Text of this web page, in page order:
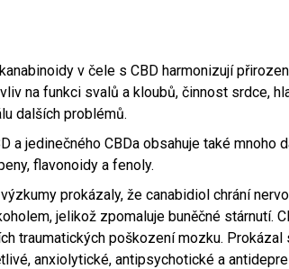
v čele s CBD harmonizují
na funkci svalů a kloubů, činnost srdce,
dalších problémů.
a jedinečného CBDa obsahuje také mnoho
flavonoidy a fenoly.
prokázaly, že canabidiol chrání
jelikož zpomaluje buněčné stárnutí.
traumatických poškození mozku.
anxiolytické, antipsychotické a